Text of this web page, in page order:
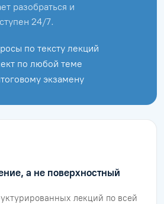
разобраться и
24/7.
по тексту лекций
по любой теме
экзамену
а не поверхностный
лекций по всей